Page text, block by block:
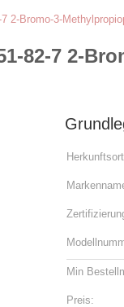
2-Bromo-3-
82-7 2-
Min
Preis: